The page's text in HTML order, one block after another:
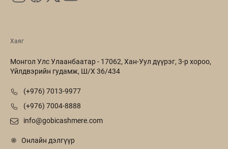
Хаяг
Монгол Улс Улаанбаатар - 17062, Хан-Уул дүүрэг, 3-р хороо,
Үйлдвэрийн гудамж, Ш/Х 36/434
(+976) 7013-9977
(+976) 7004-8888
info@gobicashmere.com
Онлайн дэлгүүр